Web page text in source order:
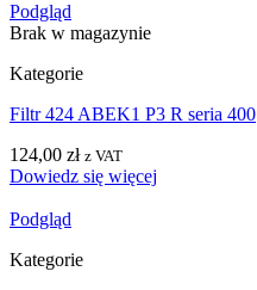
Podgląd
Brak w magazynie
Kategorie
Filtr 424 ABEK1 P3 R seria 400
124,00 zł z VAT
Dowiedz się więcej
Podgląd
Kategorie